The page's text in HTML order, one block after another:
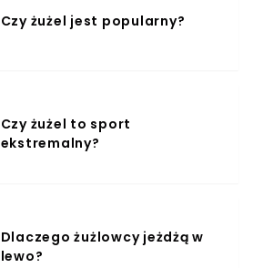
Czy żużel jest popularny?
Czy żużel to sport
ekstremalny?
Dlaczego żużlowcy jeżdżą w
lewo?